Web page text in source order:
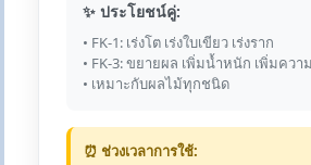
✨ ประโยชน์คู่:
• FK-1: เร่งโต เร่งใบเขียว เร่งราก
• FK-3: ขยายผล เพิ่มน้ำหนัก เพิ่มคว
• เหมาะกับผลไม้ทุกชนิด
⏰ ช่วงเวลาการใช้: